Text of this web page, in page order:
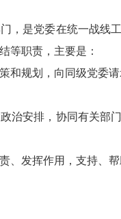
是党委在统一战线
等职责，主要是：
规划，向同级党委请
安排，协同有关部
发挥作用，支持、帮